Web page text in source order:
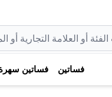
فساتين فساتين